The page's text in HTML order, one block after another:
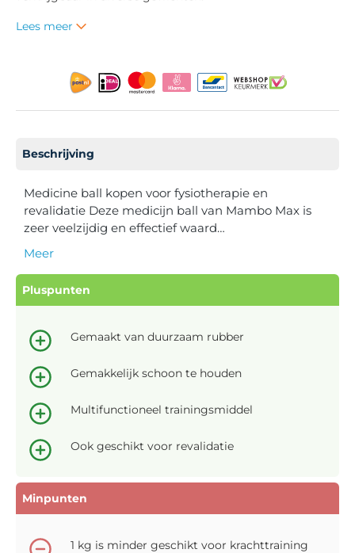
Lees meer
Beschrijving
Medicine ball kopen voor fysiotherapie en
revalidatie Deze medicijn ball van Mambo Max is
zeer veelzijdig en effectief waard…
Meer
Pluspunten
Gemaakt van duurzaam rubber
Gemakkelijk schoon te houden
Multifunctioneel trainingsmiddel
Ook geschikt voor revalidatie
Minpunten
1 kg is minder geschikt voor krachttraining